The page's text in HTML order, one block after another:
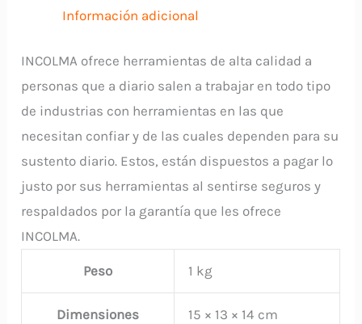
Información adicional
INCOLMA ofrece herramientas de alta calidad a
personas que a diario salen a trabajar en todo tipo
de industrias con herramientas en las que
necesitan confiar y de las cuales dependen para su
sustento diario. Estos, están dispuestos a pagar lo
justo por sus herramientas al sentirse seguros y
respaldados por la garantía que les ofrece
INCOLMA.
Peso 1 kg
Dimensiones 15 × 13 × 14 cm